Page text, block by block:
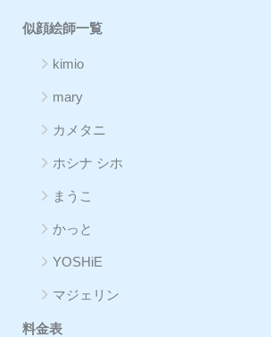
似顔絵師一覧
kimio
mary
カメタニ
ホシナ シホ
まうこ
かっと
YOSHiE
マジェリン
料金表